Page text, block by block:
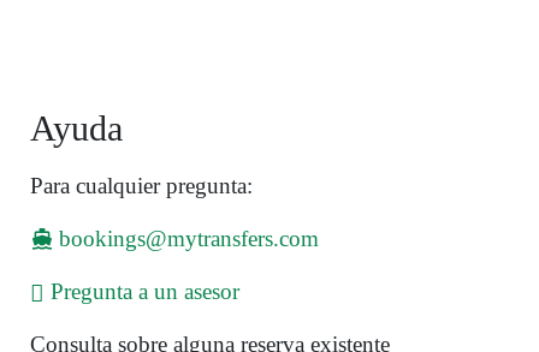
Ayuda
Para cualquier pregunta:
bookings@mytransfers.com
Pregunta a un asesor
Consulta sobre alguna reserva existente